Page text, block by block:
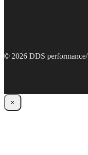
© 2026 DDS performance/
×